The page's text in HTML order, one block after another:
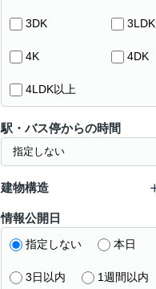
3DK 3LDK
4K 4DK
4LDK以上
駅・バス停からの時間
建物構造
情報公開日
指定しない 本日
3日以内 1週間以内